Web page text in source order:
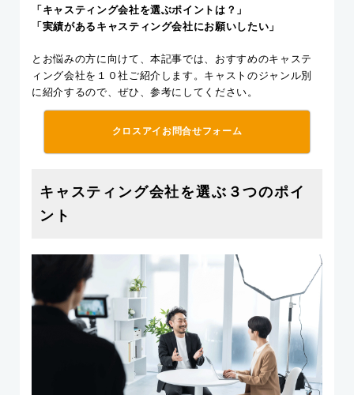
「キャスティング会社を選ぶポイントは？」
「実績があるキャスティング会社にお願いしたい」
とお悩みの方に向けて、本記事では、おすすめのキャステ
ィング会社を１０社ご紹介します。キャストのジャンル別
に紹介するので、ぜひ、参考にしてください。
クロスアイお問合せフォーム
キャスティング会社を選ぶ３つのポイ
ント